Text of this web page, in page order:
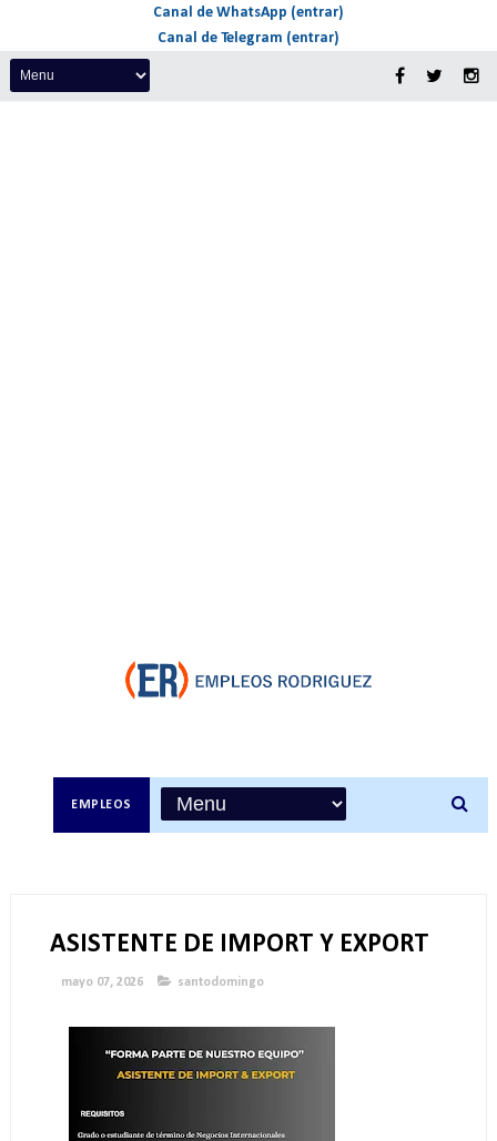
Canal de WhatsApp (entrar)
Canal de Telegram (entrar)
EMPLEOS
ASISTENTE DE IMPORT Y EXPORT
mayo 07, 2026 santodomingo